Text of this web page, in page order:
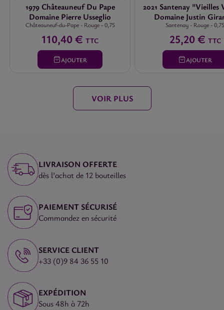
1979 Châteauneuf Du Pape
Domaine Pierre Usseglio
Châteauneuf-du-Pape- Rouge- 0,75
110,40 € TTC
AJOUTER
2021 Santenay "Vieilles
Domaine Justin
Santenay- Rouge-0,75
25,20 € TTC
AJOUTER
VOIR PLUS
LIVRAISON OFFERTE
dès l’achat de 12 bouteilles
PAIEMENT SÉCURISÉ
Commandez en sécurité
SERVICE CLIENT
+33 (0)9 84 36 55 10
EXPÉDITION
Sous 48h à 72h